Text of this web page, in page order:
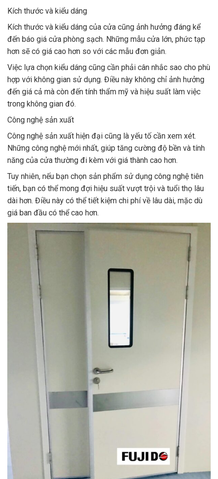
Kích thước và kiểu dáng
Kích thước và kiểu dáng của cửa cũng ảnh hưởng đáng kể
đến báo giá cửa phòng sạch. Những mẫu cửa lớn, phức tạp
hơn sẽ có giá cao hơn so với các mẫu đơn giản.
Việc lựa chọn kiểu dáng cũng cần phải cân nhắc sao cho phù
hợp với không gian sử dụng. Điều này không chỉ ảnh hưởng
đến giá cả mà còn đến tính thẩm mỹ và hiệu suất làm việc
trong không gian đó.
Công nghệ sản xuất
Công nghệ sản xuất hiện đại cũng là yếu tố cần xem xét.
Những công nghệ mới nhất, giúp tăng cường độ bền và tính
năng của cửa thường đi kèm với giá thành cao hơn.
Tuy nhiên, nếu bạn chọn sản phẩm sử dụng công nghệ tiên
tiến, bạn có thể mong đợi hiệu suất vượt trội và tuổi thọ lâu
dài hơn. Điều này có thể tiết kiệm chi phí về lâu dài, mặc dù
giá ban đầu có thể cao hơn.